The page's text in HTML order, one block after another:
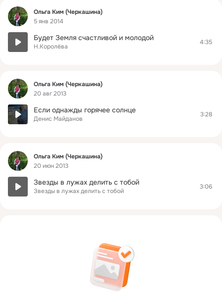
Фид
Ольга Ким (Черкашина)
5 янв 2014
Будет Земля счастливой и молодой
Н.Королёва
4:35
Фид
Ольга Ким (Черкашина)
20 авг 2013
Если однажды горячее солнце
Денис Майданов
3:28
Фид
Ольга Ким (Черкашина)
20 июн 2013
Звезды в лужах делить с тобой
Звезды в лужах делить с тобой
3:06